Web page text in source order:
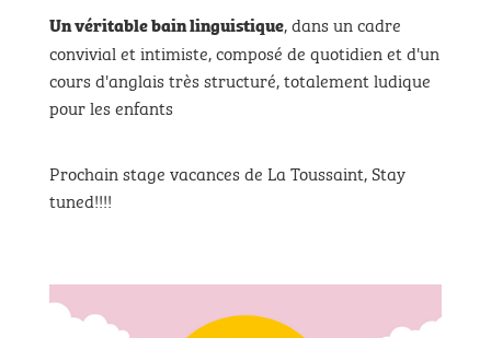
Un véritable bain linguistique, dans un cadre
convivial et intimiste, composé de quotidien et d'un
cours d'anglais très structuré, totalement ludique
pour les enfants
Prochain stage vacances de La Toussaint, Stay
tuned!!!!